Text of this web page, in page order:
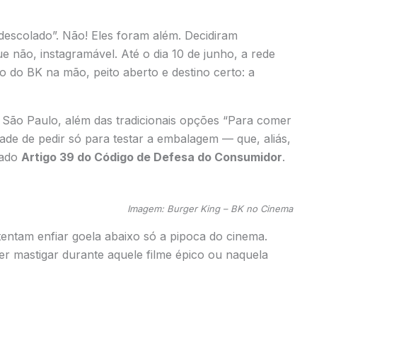
Não! Eles foram além. Decidiram
não, instagramável. Até o dia 10 de junho, a rede
BK na mão, peito aberto e destino certo: a
Paulo, além das tradicionais opções “Para comer
de pedir só para testar a embalagem — que, aliás,
Artigo 39 do Código de Defesa do Consumidor.
Imagem: Burger King – BK no Cinema
enfiar goela abaixo só a pipoca do cinema.
mastigar durante aquele filme épico ou naquela